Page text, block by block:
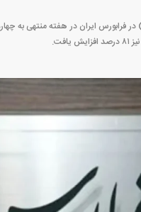
بازی با عزل و نصب‌ها